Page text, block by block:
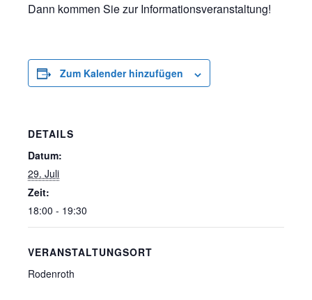
Dann kommen Sie zur Informationsveranstaltung!
Zum Kalender hinzufügen
DETAILS
Datum:
29. Juli
Zeit:
18:00 - 19:30
VERANSTALTUNGSORT
Rodenroth